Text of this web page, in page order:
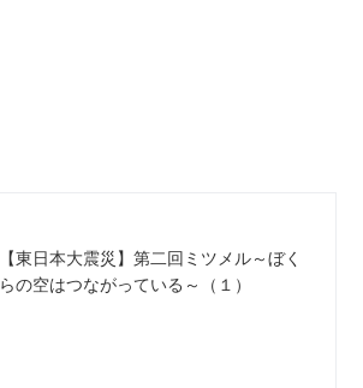
【東日本大震災】第二回ミツメル～ぼく
らの空はつながっている～（１）